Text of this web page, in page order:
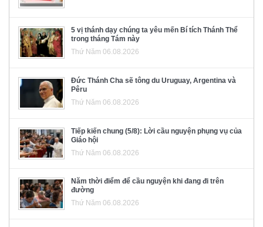
5 vị thánh dạy chúng ta yêu mến Bí tích Thánh Thể
trong tháng Tám này
Thứ Năm 06.08.2026
Đức Thánh Cha sẽ tông du Uruguay, Argentina và
Pêru
Thứ Năm 06.08.2026
Tiếp kiến chung (5/8): Lời cầu nguyện phụng vụ của
Giáo hội
Thứ Năm 06.08.2026
Năm thời điểm để cầu nguyện khi đang đi trên
đường
Thứ Năm 06.08.2026